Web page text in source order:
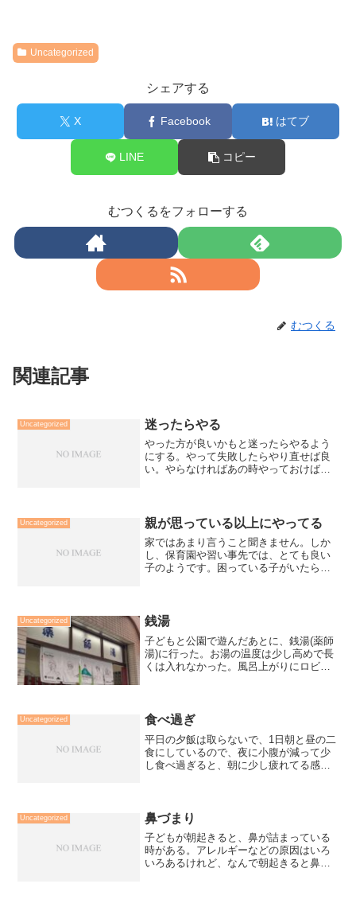
Uncategorized
シェアする
X Facebook はてブ
LINE コピー
むつくるをフォローする
むつくる
関連記事
Uncategorized 迷ったらやる
やった方が良いかもと迷ったらやるよう
にする。やって失敗したらやり直せば良
い。やらなければあの時やっておけば良
あるかも知れない。経験を...
Uncategorized 親が思っている以上にやってる
家ではあまり言うこと聞きません。しか
し、保育園や習い事先では、とても良い
子のようです。困っている子がいたら先
クスしてやりたい様にして...
Uncategorized 銭湯
子どもと公園で遊んだあとに、銭湯(薬師
湯)に行った。お湯の温度は少し高めで長
くは入れなかった。風呂上がりにロビー
Uncategorized 食べ過ぎ
平日の夕飯は取らないで、1日朝と昼の二
食にしているので、夜に小腹が減って少
し食べ過ぎると、朝に少し疲れてる感じ
Uncategorized 鼻づまり
子どもが朝起きると、鼻が詰まっている
時がある。アレルギーなどの原因はいろ
いろあるけれど、なんで朝起きると鼻が